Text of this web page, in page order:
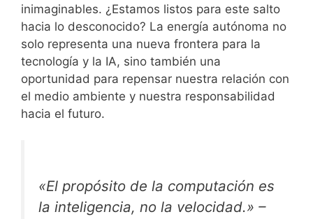
inimaginables. ¿Estamos listos para este salto
hacia lo desconocido? La energía autónoma no
solo representa una nueva frontera para la
tecnología y la IA, sino también una
oportunidad para repensar nuestra relación con
el medio ambiente y nuestra responsabilidad
hacia el futuro.
«El propósito de la computación es
la inteligencia, no la velocidad.» –